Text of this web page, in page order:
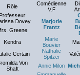
Rôle
Comédienne
V.F
Professeur
Dovey
Marjorie
Frantz
Greene
Kendra
Marie
Bouvier
Certain
Nathalie
Spitzer
Von
Shaft
Annie Milon